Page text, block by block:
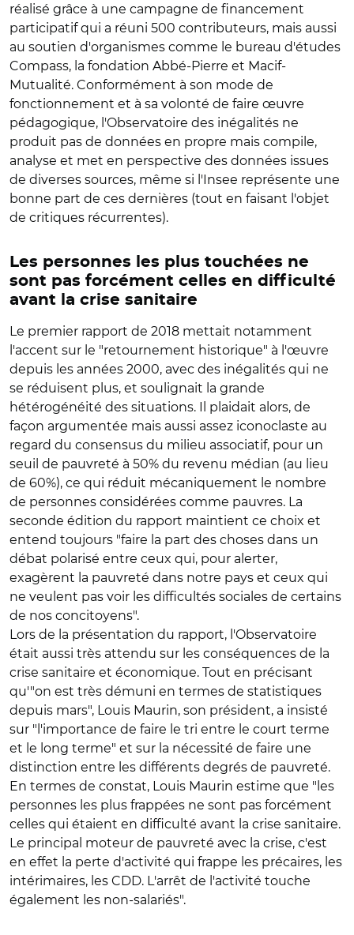
réalisé grâce à une campagne de financement
participatif qui a réuni 500 contributeurs, mais aussi
au soutien d'organismes comme le bureau d'études
Compass, la fondation Abbé-Pierre et Macif-
Mutualité. Conformément à son mode de
fonctionnement et à sa volonté de faire œuvre
pédagogique, l'Observatoire des inégalités ne
produit pas de données en propre mais compile,
analyse et met en perspective des données issues
de diverses sources, même si l'Insee représente une
bonne part de ces dernières (tout en faisant l'objet
de critiques récurrentes).
Les personnes les plus touchées ne
sont pas forcément celles en difficulté
avant la crise sanitaire
Le premier rapport de 2018 mettait notamment
l'accent sur le "retournement historique" à l'œuvre
depuis les années 2000, avec des inégalités qui ne
se réduisent plus, et soulignait la grande
hétérogénéité des situations. Il plaidait alors, de
façon argumentée mais aussi assez iconoclaste au
regard du consensus du milieu associatif, pour un
seuil de pauvreté à 50% du revenu médian (au lieu
de 60%), ce qui réduit mécaniquement le nombre
de personnes considérées comme pauvres. La
seconde édition du rapport maintient ce choix et
entend toujours "faire la part des choses dans un
débat polarisé entre ceux qui, pour alerter,
exagèrent la pauvreté dans notre pays et ceux qui
ne veulent pas voir les difficultés sociales de certains
de nos concitoyens".
Lors de la présentation du rapport, l'Observatoire
était aussi très attendu sur les conséquences de la
crise sanitaire et économique. Tout en précisant
qu'"on est très démuni en termes de statistiques
depuis mars", Louis Maurin, son président, a insisté
sur "l'importance de faire le tri entre le court terme
et le long terme" et sur la nécessité de faire une
distinction entre les différents degrés de pauvreté.
En termes de constat, Louis Maurin estime que "les
personnes les plus frappées ne sont pas forcément
celles qui étaient en difficulté avant la crise sanitaire.
Le principal moteur de pauvreté avec la crise, c'est
en effet la perte d'activité qui frappe les précaires, les
intérimaires, les CDD. L'arrêt de l'activité touche
également les non-salariés".